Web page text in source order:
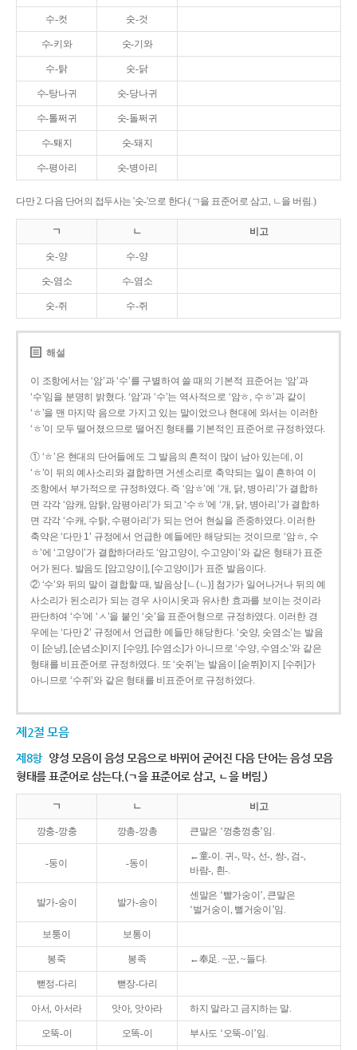
수-컷 숫-것
수-키와 숫-기와
수-탉 숫-닭
수-탕나귀 숫-당나귀
수-톨쩌귀 숫-돌쩌귀
수-퇘지 숫-돼지
수-평아리 숫-병아리
다만 2. 다음 단어의 접두사는 '숫-'으로 한다.(ㄱ을 표준어로 삼고, ㄴ을 버림.)
ㄱ ㄴ 비고
숫-양 수-양
숫-염소 수-염소
숫-쥐 수-쥐
해설
이 조항에서는 ‘암’과 ‘수’를 구별하여 쓸 때의 기본적 표준어는 ‘암’과
‘수’임을 분명히 밝혔다. ‘암’과 ‘수’는 역사적으로 ‘암ㅎ, 수ㅎ’과 같이
‘ㅎ’을 맨 마지막 음으로 가지고 있는 말이었으나 현대에 와서는 이러한
‘ㅎ’이 모두 떨어졌으므로 떨어진 형태를 기본적인 표준어로 규정하였다.
① ‘ㅎ’은 현대의 단어들에도 그 발음의 흔적이 많이 남아 있는데, 이
‘ㅎ’이 뒤의 예사소리와 결합하면 거센소리로 축약되는 일이 흔하여 이
조항에서 부가적으로 규정하였다. 즉 ‘암ㅎ’에 ‘개, 닭, 병아리’가 결합하
면 각각 ‘암캐, 암탉, 암평아리’가 되고 ‘수ㅎ’에 ‘개, 닭, 병아리’가 결합하
면 각각 ‘수캐, 수탉, 수평아리’가 되는 언어 현실을 존중하였다. 이러한
축약은 ‘다만 1’ 규정에서 언급한 예들에만 해당되는 것이므로 ‘암ㅎ, 수
ㅎ’에 ‘고양이’가 결합하더라도 ‘암고양이, 수고양이’와 같은 형태가 표준
어가 된다. 발음도 [암고양이], [수고양이]가 표준 발음이다.
② ‘수’와 뒤의 말이 결합할 때, 발음상 [ㄴ(ㄴ)] 첨가가 일어나거나 뒤의 예
사소리가 된소리가 되는 경우 사이시옷과 유사한 효과를 보이는 것이라
판단하여 ‘수’에 ‘ㅅ’을 붙인 ‘숫’을 표준어형으로 규정하였다. 이러한 경
우에는 ‘다만 2’ 규정에서 언급한 예들만 해당한다. ‘숫양, 숫염소’는 발음
이 [순냥], [순념소]이지 [수양], [수염소]가 아니므로 ‘수양, 수염소’와 같은
형태를 비표준어로 규정하였다. 또 ‘숫쥐’는 발음이 [숟쮜]이지 [수쥐]가
아니므로 ‘수쥐’와 같은 형태를 비표준어로 규정하였다.
제2절 모음
제8항 양성 모음이 음성 모음으로 바뀌어 굳어진 다음 단어는 음성 모음
형태를 표준어로 삼는다.(ㄱ을 표준어로 삼고, ㄴ을 버림.)
ㄱ ㄴ 비고
깡충-깡충 깡총-깡총 큰말은 ‘껑충껑충’임.
-둥이 -동이
←童-이. 귀-, 막-, 선-, 쌍-, 검-,
바람-, 흰-.
발가-숭이 발가-송이
센말은 ‘빨가숭이’, 큰말은
‘벌거숭이, 뻘거숭이’임.
보퉁이 보통이
봉죽 봉족 ←奉足. ~꾼, ~들다.
뻗정-다리 뻗장-다리
아서, 아서라 앗아, 앗아라 하지 말라고 금지하는 말.
오뚝-이 오똑-이 부사도 ‘오뚝-이’임.